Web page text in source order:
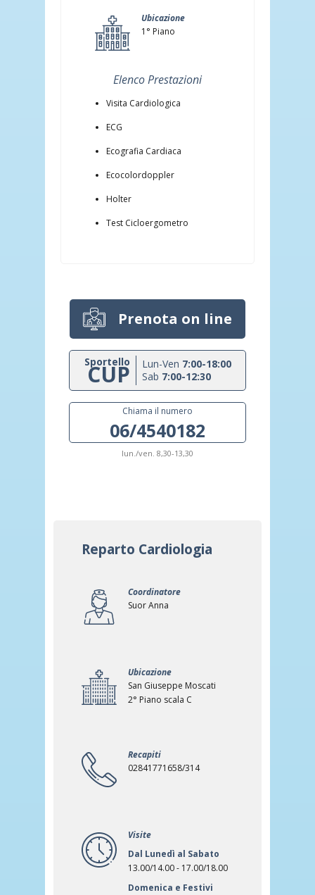
Ubicazione
1° Piano
Elenco Prestazioni
Visita Cardiologica
ECG
Ecografia Cardiaca
Ecocolordoppler
Holter
Test Cicloergometro
Prenota on line
Sportello
CUP Lun-Ven 7:00-18:00
Sab 7:00-12:30
Chiama il numero
06/4540182
lun./ven. 8,30-13,30
Reparto Cardiologia
Coordinatore
Suor Anna
Ubicazione
San Giuseppe Moscati
2° Piano scala C
Recapiti
02841771658/314
Visite
Dal Lunedì al Sabato
13.00/14.00 - 17.00/18.00
Domenica e Festivi